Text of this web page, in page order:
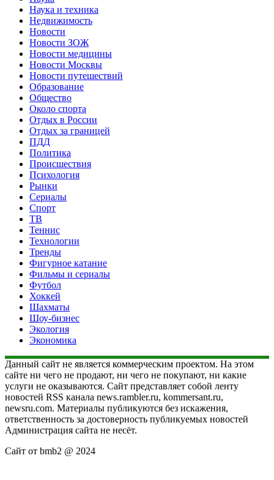
Наука и техника
Недвижимость
Новости
Новости ЗОЖ
Новости медицины
Новости Москвы
Новости путешествий
Образование
Общество
Около спорта
Отдых в России
Отдых за границей
ПДД
Политика
Происшествия
Психология
Рынки
Сериалы
Спорт
ТВ
Теннис
Технологии
Тренды
Фигурное катание
Фильмы и сериалы
Футбол
Хоккей
Шахматы
Шоу-бизнес
Экология
Экономика
Данный сайт не является коммерческим проектом. На этом
сайте ни чего не продают, ни чего не покупают, ни какие
услуги не оказываются. Сайт представляет собой ленту
новостей RSS канала news.rambler.ru, kommersant.ru,
newsru.com. Материалы публикуются без искажения,
ответственность за достоверность публикуемых новостей
Администрация сайта не несёт.
Сайт от bmb2 @ 2024